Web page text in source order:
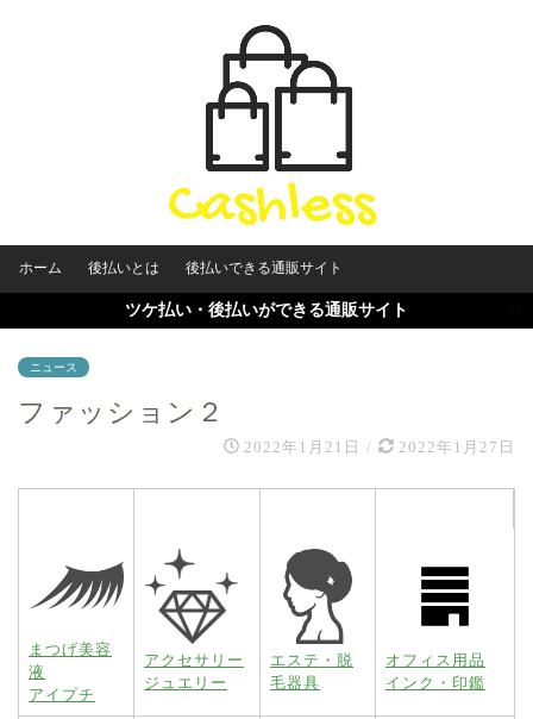
ホーム 後払いとは 後払いできる通販サイト
ツケ払い・後払いができる通販サイト
ニュース
ファッション２
2022年1月21日 / 2022年1月27日
まつげ美容
液
アイプチ
アクセサリー
ジュエリー
エステ・脱
毛器具
オフィス用品
インク・印鑑